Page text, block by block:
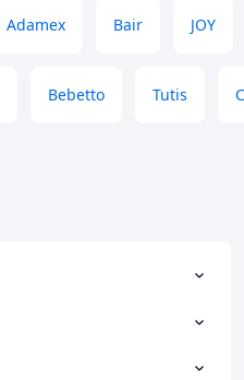
Adamex Bair JOY
Bebetto Tutis